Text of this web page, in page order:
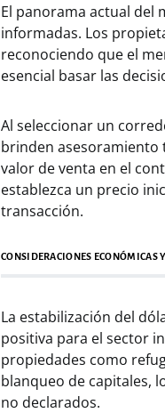
El panorama actual del
informadas. Los
reconociendo que el
esencial basar las
Al seleccionar un
brinden asesoramiento
valor de venta en el
establezca un precio
transacción.
CONSIDERACIONES ECONÓMICAS
La estabilización del
positiva para el sector
propiedades como
blanqueo de capitales,
no declarados.